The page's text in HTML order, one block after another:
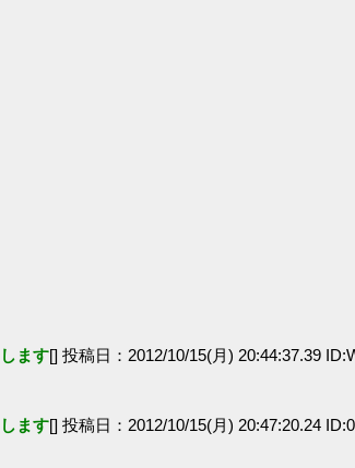
ます[] 投稿日：2012/10/15(月) 20:44:37.39
ます[] 投稿日：2012/10/15(月) 20:47:20.24